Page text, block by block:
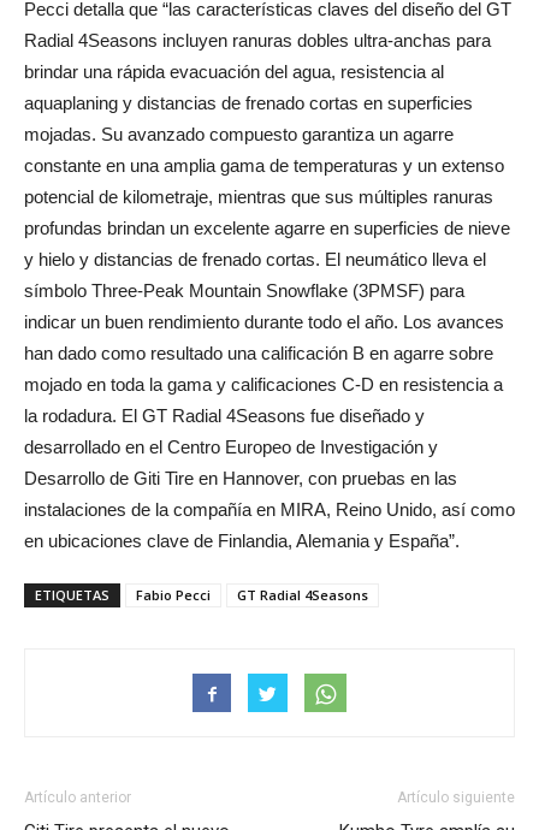
Pecci detalla que “las características claves del diseño del GT
Radial 4Seasons incluyen ranuras dobles ultra-anchas para
brindar una rápida evacuación del agua, resistencia al
aquaplaning y distancias de frenado cortas en superficies
mojadas. Su avanzado compuesto garantiza un agarre
constante en una amplia gama de temperaturas y un extenso
potencial de kilometraje, mientras que sus múltiples ranuras
profundas brindan un excelente agarre en superficies de nieve
y hielo y distancias de frenado cortas. El neumático lleva el
símbolo Three-Peak Mountain Snowflake (3PMSF) para
indicar un buen rendimiento durante todo el año. Los avances
han dado como resultado una calificación B en agarre sobre
mojado en toda la gama y calificaciones C-D en resistencia a
la rodadura. El GT Radial 4Seasons fue diseñado y
desarrollado en el Centro Europeo de Investigación y
Desarrollo de Giti Tire en Hannover, con pruebas en las
instalaciones de la compañía en MIRA, Reino Unido, así como
en ubicaciones clave de Finlandia, Alemania y España”.
ETIQUETAS Fabio Pecci GT Radial 4Seasons
Artículo anterior Artículo siguiente